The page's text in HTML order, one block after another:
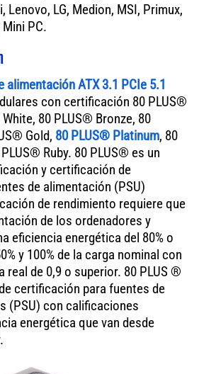
Lenovo, LG, Medion, MSI, Primux,
PC.
alimentación ATX 3.1 PCIe 5.1
con certificación 80 PLUS®
80 PLUS® Bronze, 80
Gold, 80 PLUS® Platinum, 80
Ruby. 80 PLUS® es un
y certificación de
de alimentación (PSU)
de rendimiento requiere que
de los ordenadores y
eficiencia energética del 80% o
y 100% de la carga nominal con
real de 0,9 o superior. 80 PLUS ®
certificación para fuentes de
(PSU) con calificaciones
energética que van desde